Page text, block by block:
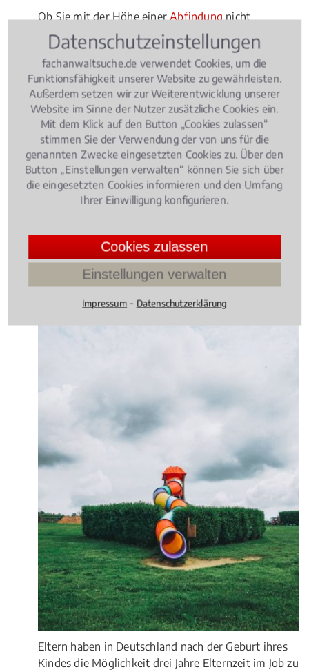
Ob Sie mit der Höhe einerAbfindungnicht
einverstanden sind, oder sich von ihren Kollegen
gemobbt fühlen: Ein Fachanwalt für Arbeitsrecht in
Brüggen ist kompetenter Berater und juristischer
Experte bei allen Fragen des Arbeitsrechts.
Rechtsbeiträge zu Arbeitsrecht
Arbeitsrecht, 09.05.2018(Update 08.07.2026)
Elternzeit: Worauf Arbeitnehmer
Eltern haben in Deutschland nach der Geburt ihres
Kindes die Möglichkeit drei Jahre Elternzeit im Job zu
Datenschutzeinstellungen
fachanwaltsuche.de verwendet Cookies, um die
Funktionsfähigkeit unserer Website zu gewährleisten.
Außerdem setzen wir zur Weiterentwicklung unserer
Website im Sinne der Nutzer zusätzliche Cookies ein.
Mit dem Klick auf den Button „Cookies zulassen“
stimmen Sie der Verwendung der von uns für die
genannten Zwecke eingesetzten Cookies zu. Über den
Button „Einstellungen verwalten“ können Sie sich über
die eingesetzten Cookies informieren und den Umfang
Ihrer Einwilligung konfigurieren.
Cookies zulassen
Einstellungen verwalten
Impressum ⁃ Datenschutzerklärung